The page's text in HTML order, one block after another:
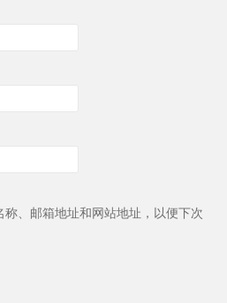
、邮箱地址和网站地址，以便下次